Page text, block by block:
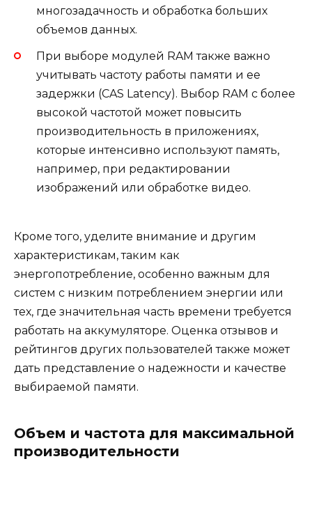
многозадачность и обработка больших
объемов данных.
При выборе модулей RAM также важно
учитывать частоту работы памяти и ее
задержки (CAS Latency). Выбор RAM с более
высокой частотой может повысить
производительность в приложениях,
которые интенсивно используют память,
например, при редактировании
изображений или обработке видео.
Кроме того, уделите внимание и другим
характеристикам, таким как
энергопотребление, особенно важным для
систем с низким потреблением энергии или
тех, где значительная часть времени требуется
работать на аккумуляторе. Оценка отзывов и
рейтингов других пользователей также может
дать представление о надежности и качестве
выбираемой памяти.
Объем и частота для максимальной
производительности